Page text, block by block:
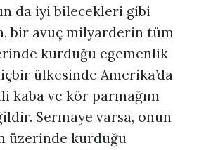
da iyi bilecekleri gibi
bir avuç milyarderin tüm
kurduğu egemenlik
ülkesinde Amerika’da
kaba ve kör parmağım
Sermaye varsa, onun
üzerinde kurduğu